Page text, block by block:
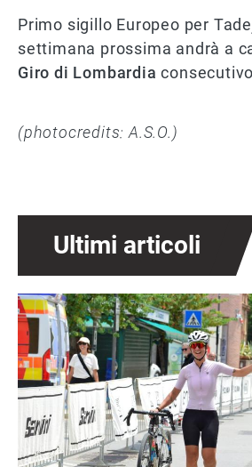
Primo sigillo Europeo per
settimana prossima andrà a
Giro di Lombardia
(photocredits: A.S.O.)
Ultimi articoli
Immagine